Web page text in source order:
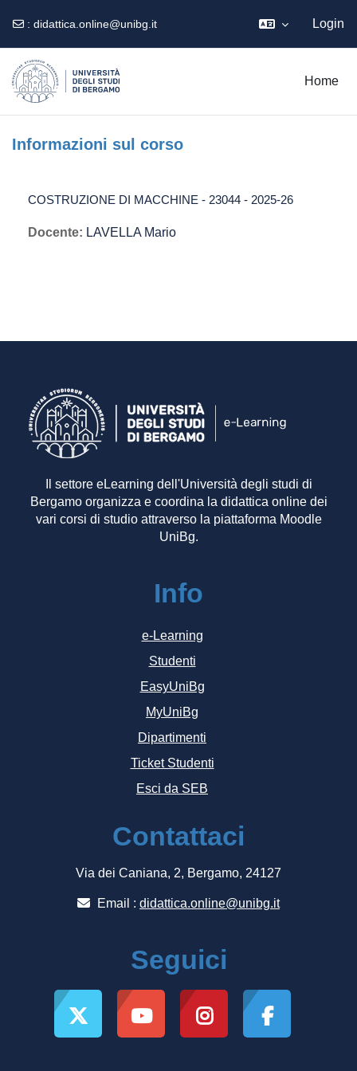
: didattica.online@unibg.it Login
Home
Informazioni sul corso
COSTRUZIONE DI MACCHINE - 23044 - 2025-26
Docente: LAVELLA Mario
Il settore eLearning dell'Università degli studi di
Bergamo organizza e coordina la didattica online dei
vari corsi di studio attraverso la piattaforma Moodle
UniBg.
Info
e-Learning
Studenti
EasyUniBg
MyUniBg
Dipartimenti
Ticket Studenti
Esci da SEB
Contattaci
Via dei Caniana, 2, Bergamo, 24127
Email : didattica.online@unibg.it
Seguici